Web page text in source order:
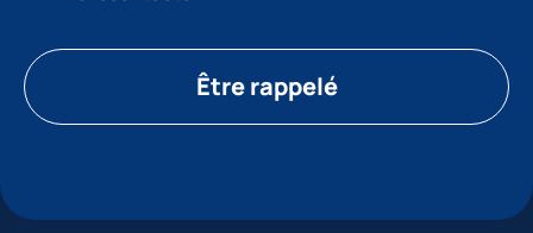
Être rappelé